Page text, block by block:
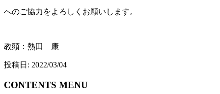
へのご協力をよろしくお願いします。
教頭：熱田 康
投稿日: 2022/03/04
CONTENTS MENU